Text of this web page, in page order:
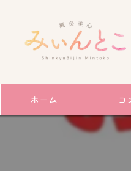
ホーム コ